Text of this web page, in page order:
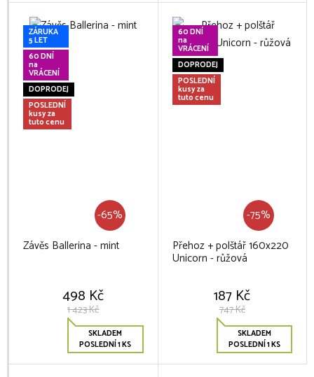
ZÁRUKA
5 LET
60 DNÍ
na
VRÁCENÍ
DOPRODEJ
POSLEDNÍ
kusy za
tuto cenu
-65%
Závěs Ballerina - mint
498 Kč
1 423 Kč
SKLADEM
POSLEDNÍ 1 KS
60 DNÍ
na
VRÁCENÍ
DOPRODEJ
POSLEDNÍ
kusy za
tuto cenu
-75%
Přehoz + polštář 160x220
Unicorn - růžová
187 Kč
747 Kč
SKLADEM
POSLEDNÍ 1 KS